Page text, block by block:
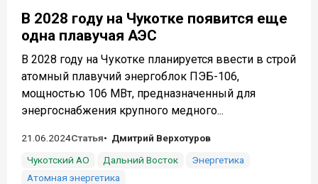
В 2028 году на Чукотке появится еще
одна плавучая АЭС
В 2028 году на Чукотке планируется ввести в строй
атомный плавучий энергоблок ПЭБ-106,
мощностью 106 МВт, предназначенный для
энергоснабжения крупного медного...
21.06.2024Статья
Дмитрий Верхотуров
Чукотский АО
Дальний Восток
Энергетика
Атомная энергетика